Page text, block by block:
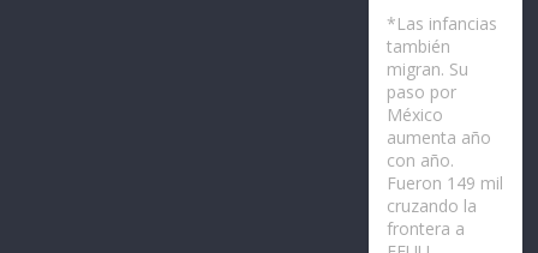
*Las infancias
también
migran. Su
paso por
México
aumenta año
con año.
Fueron 149 mil
cruzando la
frontera a